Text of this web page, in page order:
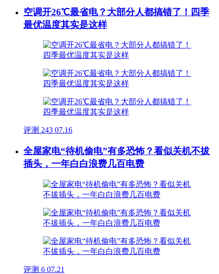
空调开26℃最省电？大部分人都搞错了！四季
最优温度其实是这样
评测 243 07.16
全屋家电“待机偷电”有多恐怖？看似关机不拔
插头，一年白白浪费几百电费
评测 6 07.21